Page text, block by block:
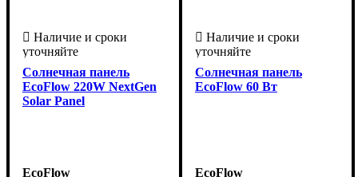
Солнечная панель
EcoFlow 220W NextGen
Solar Panel
EcoFlow
Солнечная панель
EcoFlow 60 Вт
EcoFlow